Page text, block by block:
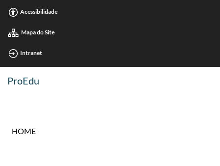
Acessibilidade
Mapa do Site
Intranet
ProEdu
HOME